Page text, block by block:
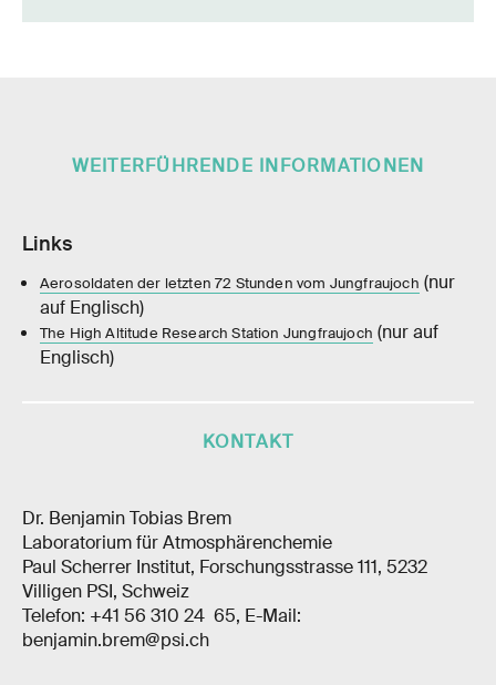
WEITERFÜHRENDE INFORMATIONEN
Links
Aerosoldaten der letzten 72 Stunden vom Jungfraujoch (nur
auf Englisch)
The High Altitude Research Station Jungfraujoch (nur auf
Englisch)
KONTAKT
Dr. Benjamin Tobias Brem
Laboratorium für Atmosphärenchemie
Paul Scherrer Institut, Forschungsstrasse 111, 5232
Villigen PSI, Schweiz
Telefon: +41 56 310 24 65, E-Mail:
benjamin.brem@psi.ch